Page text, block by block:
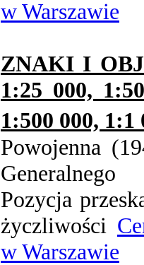
w Warszawie
ZNAKI I
1:25 000,
1:500 000, 1:1
Powojenna
Generalnego
Pozycja
życzliwości
w Warszawie